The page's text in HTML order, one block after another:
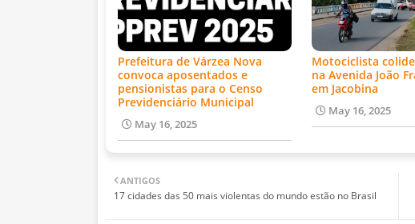
Prefeitura de Várzea Nova
convoca aposentados e
pensionistas para o Censo
Previdenciário Municipal
May 16, 2025
Motociclista
na Avenida João
em Jacobina
May 16, 2025
ANTIGOS
17 cidades das 50 mais violentas do mundo estão no Brasil